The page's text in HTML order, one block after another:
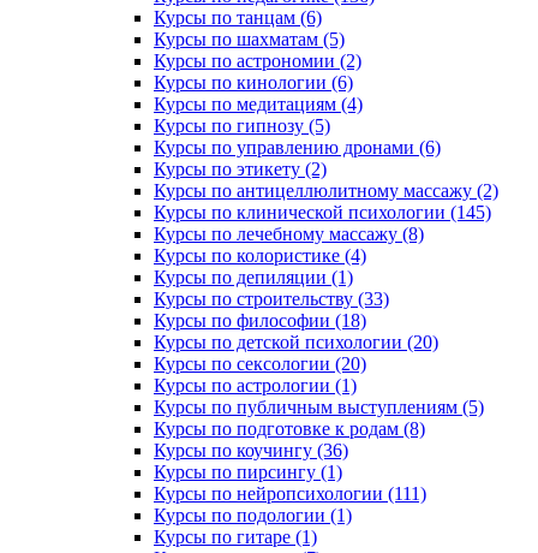
Курсы по танцам (6)
Курсы по шахматам (5)
Курсы по астрономии (2)
Курсы по кинологии (6)
Курсы по медитациям (4)
Курсы по гипнозу (5)
Курсы по управлению дронами (6)
Курсы по этикету (2)
Курсы по антицеллюлитному массажу (2)
Курсы по клинической психологии (145)
Курсы по лечебному массажу (8)
Курсы по колористике (4)
Курсы по депиляции (1)
Курсы по строительству (33)
Курсы по философии (18)
Курсы по детской психологии (20)
Курсы по сексологии (20)
Курсы по астрологии (1)
Курсы по публичным выступлениям (5)
Курсы по подготовке к родам (8)
Курсы по коучингу (36)
Курсы по пирсингу (1)
Курсы по нейропсихологии (111)
Курсы по подологии (1)
Курсы по гитаре (1)